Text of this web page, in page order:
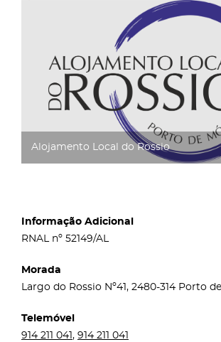
Alojamento Local do Rossio
Informação Adicional
RNAL nº 52149/AL
Morada
Largo do Rossio Nº41, 2480-314 Porto
Telemóvel
914 211 041, 914 211 041